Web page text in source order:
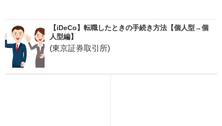
【iDeCo】転職したときの手続き方法【個人型→個
人型編】
(東京証券取引所)